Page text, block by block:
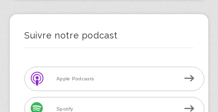
Suivre notre podcast
Apple Podcasts
Spotify